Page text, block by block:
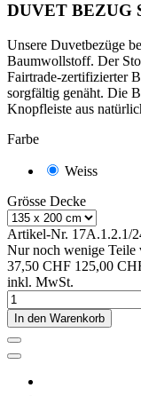
DUVET BEZUG
Unsere Duvetbezüge
Baumwollstoff. Der
Fairtrade-zertifizierter
sorgfältig genäht. Die
Knopfleiste aus
Farbe
Weiss
Grösse Decke
Artikel-Nr. 17A.1.2.1/
Nur noch wenige Teile
37,50 CHF 125,00
inkl. MwSt.
In den Warenkorb